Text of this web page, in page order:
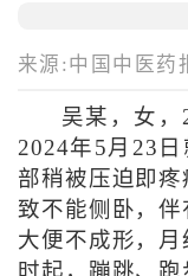
来源:中国中医药
吴某，女
2024年5月23
部稍被压迫即
致不能侧卧，
大便不成形，